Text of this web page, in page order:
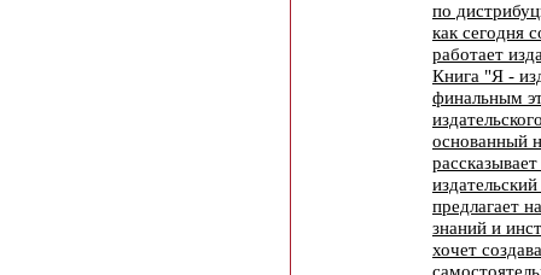
по
как сегодня
работает
Книга "Я -
финальным
основанный
предлагает
знаний и
хочет